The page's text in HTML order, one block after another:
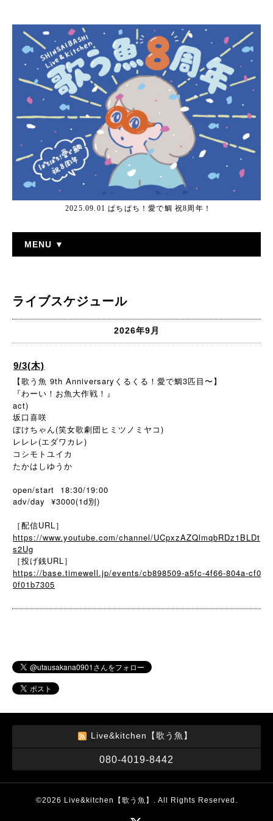
2025.09.01 ぱちぱち！愛で鯛 祝8周年！
MENU ▼
ライブスケジュール
2026年9月
9/3(木)
【歌う魚 9th Anniversaryくるくる！愛で鯛3匹目〜】
『わーい！お魚大作戦！』
act)
坂口喜咲
ぼけちゃん(笑女歌劇団ヒミツノミヤコ)
レレレ(エダワカレ)
コシモトユイカ
たかはしゆうか
open/start 18:30/19:00
adv/day ¥3000(1d別)
［配信URL］
https://www.youtube.com/channel/UCpxzAZQlmqbRDz1BLDt
s2Ug
［投げ銭URL］
https://base.timewell.jp/events/cb898509-a5fc-4f66-804a-cf0
0f01b7305
Live&kitchen【歌う魚】
080-4019-8442
©2026 Live&kitchen【歌う魚】 . All Rights Reserved.